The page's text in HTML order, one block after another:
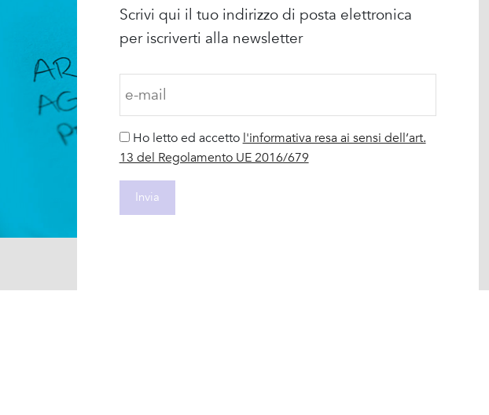
Scrivi qui il tuo indirizzo di posta elettronica
per iscriverti alla newsletter
Ho letto ed accetto l'informativa resa ai sensi dell’art.
13 del Regolamento UE 2016/679